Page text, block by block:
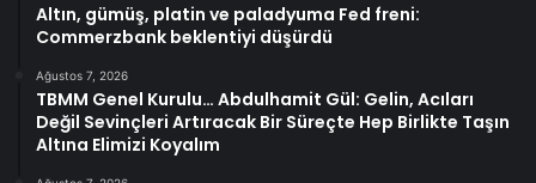
Altın, gümüş, platin ve paladyuma Fed freni:
Commerzbank beklentiyi düşürdü
Ağustos 7, 2026
TBMM Genel Kurulu… Abdulhamit Gül: Gelin, Acıları
Değil Sevinçleri Artıracak Bir Süreçte Hep Birlikte Taşın
Altına Elimizi Koyalım